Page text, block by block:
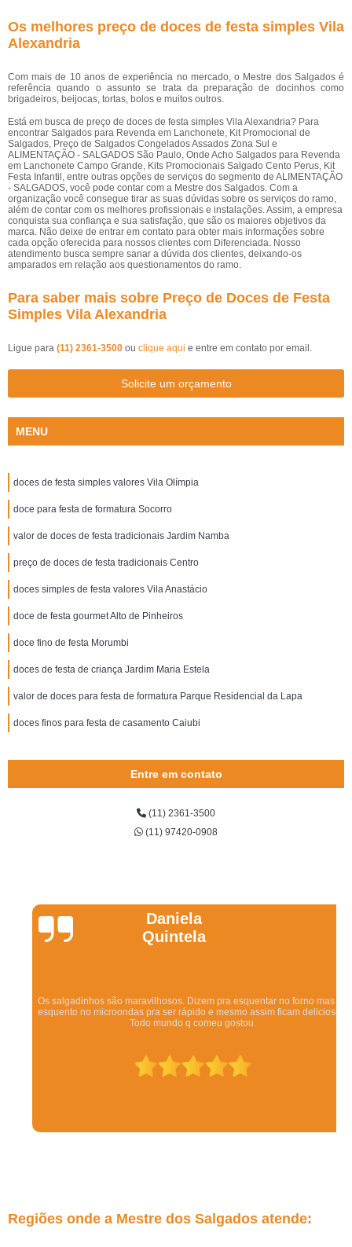
Os melhores preço de doces de festa simples Vila
Alexandria
Com mais de 10 anos de experiência no mercado, o Mestre dos Salgados é
referência quando o assunto se trata da preparação de docinhos como
brigadeiros, beijocas, tortas, bolos e muitos outros.
Está em busca de preço de doces de festa simples Vila Alexandria? Para
encontrar Salgados para Revenda em Lanchonete, Kit Promocional de
Salgados, Preço de Salgados Congelados Assados Zona Sul e
ALIMENTAÇÃO - SALGADOS São Paulo, Onde Acho Salgados para Revenda
em Lanchonete Campo Grande, Kits Promocionais Salgado Cento Perus, Kit
Festa Infantil, entre outras opções de serviços do segmento de ALIMENTAÇÃO
- SALGADOS, você pode contar com a Mestre dos Salgados. Com a
organização você consegue tirar as suas dúvidas sobre os serviços do ramo,
além de contar com os melhores profissionais e instalações. Assim, a empresa
conquista sua confiança e sua satisfação, que são os maiores objetivos da
marca. Não deixe de entrar em contato para obter mais informações sobre
cada opção oferecida para nossos clientes com Diferenciada. Nosso
atendimento busca sempre sanar a dúvida dos clientes, deixando-os
amparados em relação aos questionamentos do ramo.
Para saber mais sobre Preço de Doces de Festa
Simples Vila Alexandria
Ligue para (11) 2361-3500 ou clique aqui e entre em contato por email.
Solicite um orçamento
MENU
doces de festa simples valores Vila Olímpia
doce para festa de formatura Socorro
valor de doces de festa tradicionais Jardim Namba
preço de doces de festa tradicionais Centro
doces simples de festa valores Vila Anastácio
doce de festa gourmet Alto de Pinheiros
doce fino de festa Morumbi
doces de festa de criança Jardim Maria Estela
valor de doces para festa de formatura Parque Residencial da Lapa
doces finos para festa de casamento Caiubi
Entre em contato
(11) 2361-3500
(11) 97420-0908
Daniela
Quintela
Os salgadinhos são maravilhosos. Dizem pra esquentar no forno mas eu
esquento no microondas pra ser rápido e mesmo assim ficam deliciosos.
Todo mundo q comeu gostou.
Regiões onde a Mestre dos Salgados atende: